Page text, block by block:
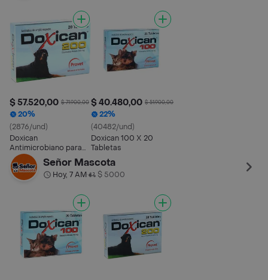
$ 57.520,00 $ 71.900,00
20%
(2876/und)
Doxican
Antimicrobiano para
Perros y Gatos
$ 40.480,00 $ 51.900,00
22%
(40482/und)
Doxican 100 X 20
Tabletas
Señor Mascota
Hoy, 7 AM• $ 5000